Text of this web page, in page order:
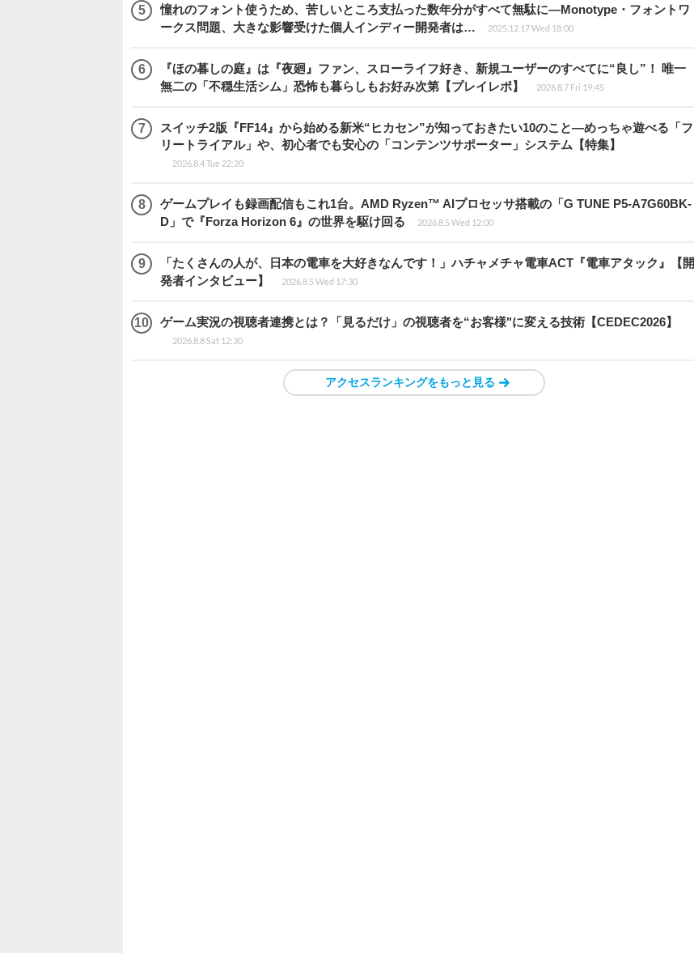
憧れのフォント使うため、苦しいところ支払った数年分がすべて無駄に―Monotype・フォントワ
ークス問題、大きな影響受けた個人インディー開発者は…
2025.12.17 Wed 18:00
『ほの暮しの庭』は『夜廻』ファン、スローライフ好き、新規ユーザーのすべてに“良し”！ 唯一
無二の「不穏生活シム」恐怖も暮らしもお好み次第【プレイレポ】
2026.8.7 Fri 19:45
スイッチ2版『FF14』から始める新米“ヒカセン”が知っておきたい10のこと―めっちゃ遊べる「フ
リートライアル」や、初心者でも安心の「コンテンツサポーター」システム【特集】
2026.8.4 Tue 22:20
ゲームプレイも録画配信もこれ1台。AMD Ryzen™ AIプロセッサ搭載の「G TUNE P5-A7G60BK-
D」で『Forza Horizon 6』の世界を駆け回る
2026.8.5 Wed 12:00
「たくさんの人が、日本の電車を大好きなんです！」ハチャメチャ電車ACT『電車アタック』【開
発者インタビュー】
2026.8.5 Wed 17:30
ゲーム実況の視聴者連携とは？「見るだけ」の視聴者を“お客様"に変える技術【CEDEC2026】
2026.8.8 Sat 12:30
アクセスランキングをもっと見る